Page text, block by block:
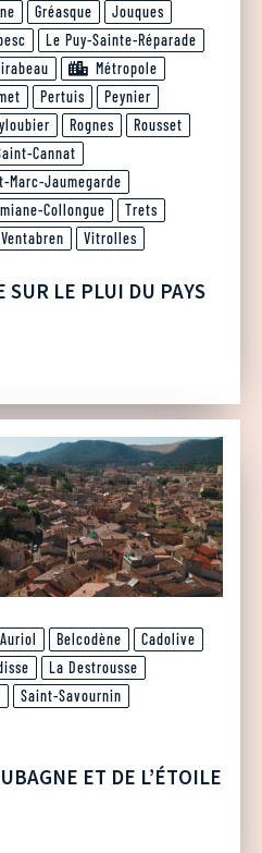
Gréasque
Jouques
Le Puy-Sainte-Réparade
Métropole
Pertuis
Peynier
Rognes
Rousset
Cannat
Marc-Jaumegarde
Collongue
Trets
Ventabren Vitrolles
LE PLUI DU PAYS
Auriol Belcodène
Cadolive
La Destrousse
Saint-Savournin
ET DE L’ÉTOILE